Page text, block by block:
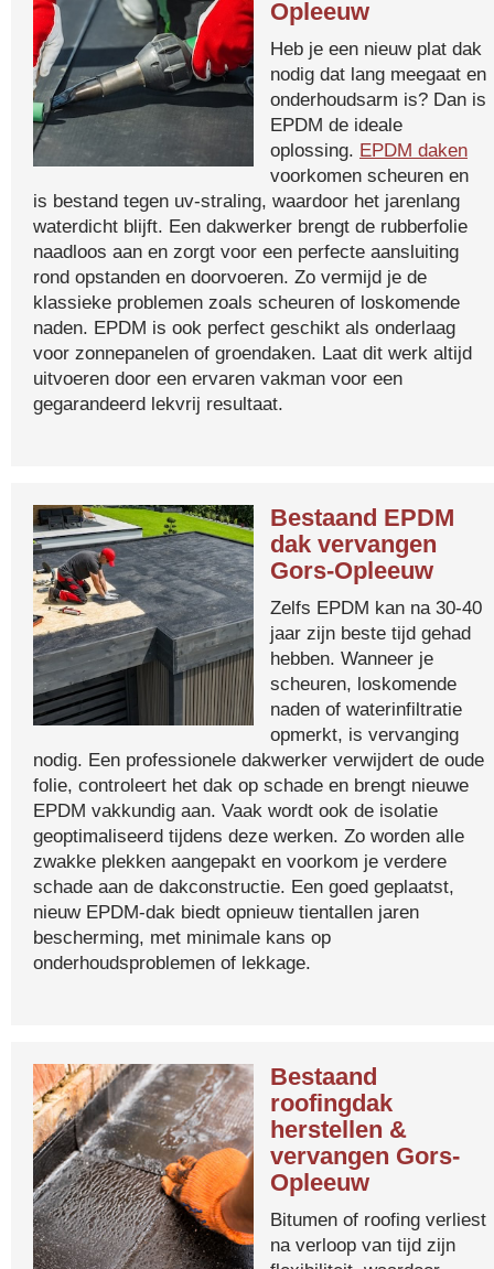
Opleeuw
Heb je een nieuw plat dak
nodig dat lang meegaat en
onderhoudsarm is? Dan is
EPDM de ideale
oplossing. EPDM daken
voorkomen scheuren en
is bestand tegen uv-straling, waardoor het jarenlang
waterdicht blijft. Een dakwerker brengt de rubberfolie
naadloos aan en zorgt voor een perfecte aansluiting
rond opstanden en doorvoeren. Zo vermijd je de
klassieke problemen zoals scheuren of loskomende
naden. EPDM is ook perfect geschikt als onderlaag
voor zonnepanelen of groendaken. Laat dit werk altijd
uitvoeren door een ervaren vakman voor een
gegarandeerd lekvrij resultaat.
Bestaand EPDM
dak vervangen
Gors-Opleeuw
Zelfs EPDM kan na 30-40
jaar zijn beste tijd gehad
hebben. Wanneer je
scheuren, loskomende
naden of waterinfiltratie
opmerkt, is vervanging
nodig. Een professionele dakwerker verwijdert de oude
folie, controleert het dak op schade en brengt nieuwe
EPDM vakkundig aan. Vaak wordt ook de isolatie
geoptimaliseerd tijdens deze werken. Zo worden alle
zwakke plekken aangepakt en voorkom je verdere
schade aan de dakconstructie. Een goed geplaatst,
nieuw EPDM-dak biedt opnieuw tientallen jaren
bescherming, met minimale kans op
onderhoudsproblemen of lekkage.
Bestaand
roofingdak
herstellen &
vervangen Gors-
Opleeuw
Bitumen of roofing verliest
na verloop van tijd zijn